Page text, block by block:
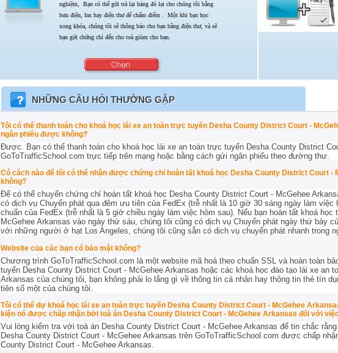
nghiệm, Bạn có thể gửi trả lại bảng đó lại cho chúng tôi bằng
bưu điện, fax hay điện thư để chấm điểm . Một khi bạn học
xong khóa, chúng tôi sẽ thông báo cho bạn bằng điện thư, và sẽ
bạn gửi chứng chỉ đến cho toà giùm cho bạn.
NHỮNG CÂU HỎI THƯỜNG GẶP
Tôi có thể thanh toán cho khoá học lái xe an toàn trực tuyến Desha County District Court -
ngân phiếu được không?
Được. Bạn có thể thanh toán cho khoá học lái xe an toàn trực tuyến Desha County District
GoToTrafficSchool.com trực tiếp trên mạng hoặc bằng cách gửi ngân phiếu theo đường thư.
Có cách nào để tôi có thể nhận được chứng chỉ hoàn tất khoá học Desha County District Court -
không?
Để có thể chuyển chứng chỉ hoàn tất khoá học Desha County District Court - McGehee
có dịch vụ Chuyển phát qua đêm ưu tiên của FedEx (trễ nhất là 10 giờ 30 sáng ngày làm việc
chuẩn của FedEx (trễ nhất là 5 giờ chiều ngày làm việc hôm sau). Nếu bạn hoàn tất khoá
McGehee Arkansas vào ngày thứ sáu, chúng tôi cũng có dịch vụ Chuyển phát ngày thứ bảy
với những người ở hạt Los Angeles, chúng tôi cũng sẵn có dịch vụ chuyển phát nhanh trong
Website của các bạn có bảo mật không?
Chương trình GoToTrafficSchool.com là một website mã hoá theo chuẩn SSL và hoàn toàn
tuyến Desha County District Court - McGehee Arkansas hoặc các khoá học đào tạo lái xe an
Arkansas của chúng tôi, bạn không phải lo lắng gì về thông tin cá nhân hay thông tin thẻ tín
tiên số một của chúng tôi.
Tôi có thể dự khoá học lái xe an toàn trực tuyến Desha County District Court - McGehee
kiện nó được chấp nhận bởi toà án Desha County District Court - McGehee Arkansas đối với
Vui lòng kiểm tra với toà án Desha County District Court - McGehee Arkansas để tin chắc
Desha County District Court - McGehee Arkansas trên GoToTrafficSchool.com được chấp
County District Court - McGehee Arkansas.